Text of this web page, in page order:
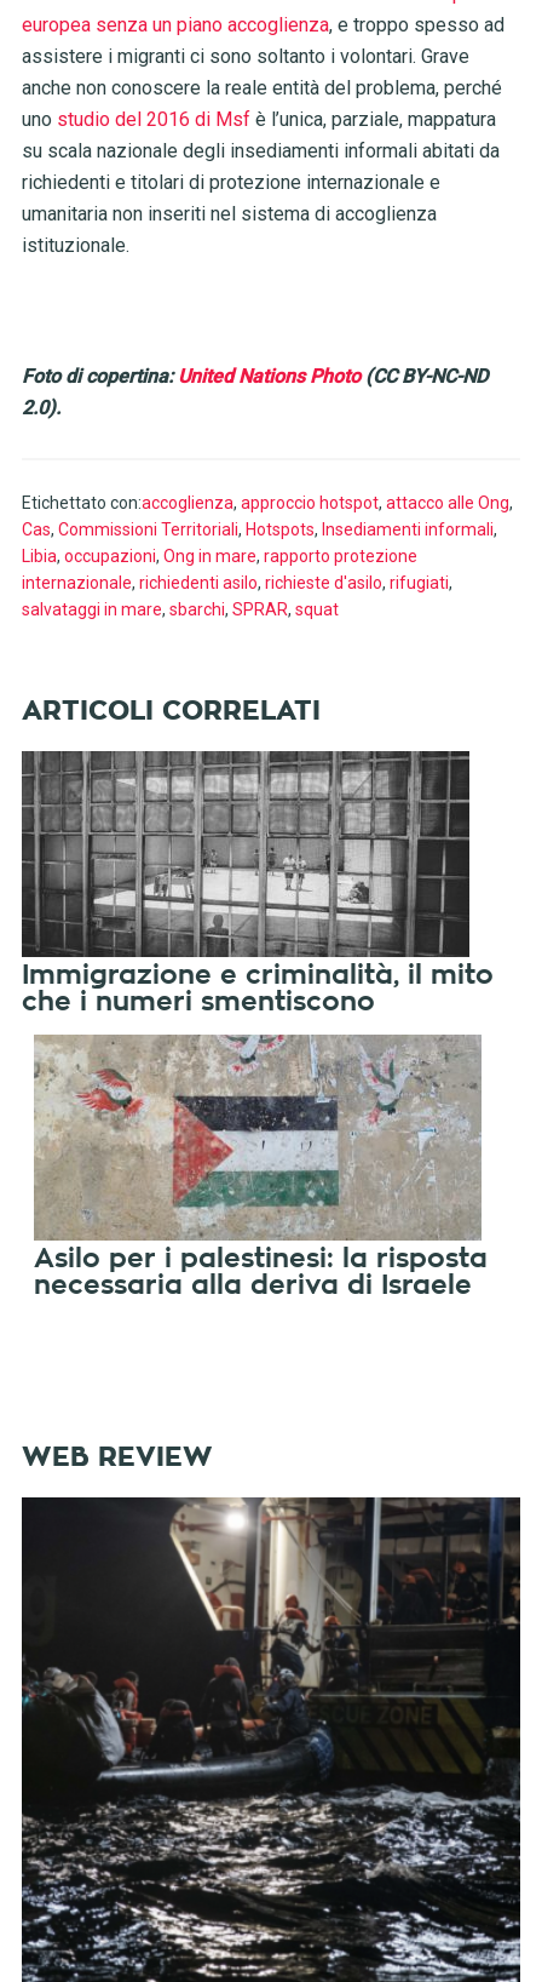
europea senza un piano accoglienza, e troppo spesso ad
assistere i migranti ci sono soltanto i volontari. Grave
anche non conoscere la reale entità del problema, perché
uno studio del 2016 di Msf è l’unica, parziale, mappatura
su scala nazionale degli insediamenti informali abitati da
richiedenti e titolari di protezione internazionale e
umanitaria non inseriti nel sistema di accoglienza
istituzionale.
Foto di copertina:United Nations Photo(CC BY-NC-ND
2.0).
Etichettato con:accoglienza, approccio hotspot, attacco alle Ong,
Cas, Commissioni Territoriali, Hotspots, Insediamenti informali,
Libia, occupazioni, Ong in mare, rapporto protezione
internazionale, richiedenti asilo, richieste d'asilo, rifugiati,
salvataggi in mare, sbarchi, SPRAR, squat
Immigrazione e criminalità, il mito
che i numeri smentiscono
Asilo per i palestinesi: la risposta
necessaria alla deriva di Israele
WEB REVIEW